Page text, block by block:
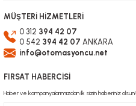
MÜŞTERİ HİZMETLERİ
0 312 394 42 07
0 542 394 42 07 ANKARA
info@otomasyoncu.net
FIRSAT HABERCİSİ
Haber ve kampanyalarımızdan ilk sizin haberiniz olsun!